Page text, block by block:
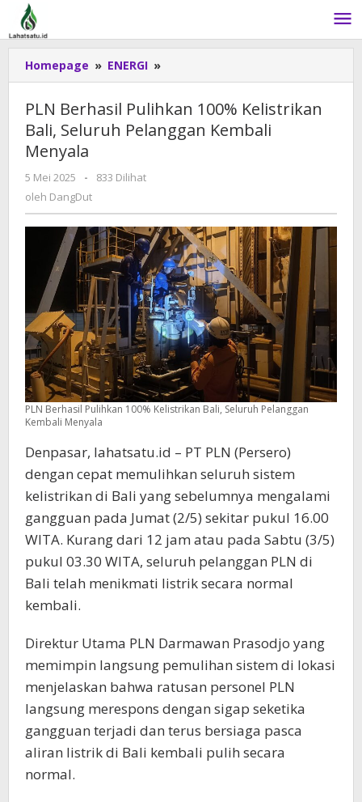
Lewati
konten
Homepage » ENERGI »
Berhasil
Pulihkan
100%
Kelistrikan
Menyala
PLN Berhasil Pulihkan 100% Kelistrikan
Bali, Seluruh Pelanggan Kembali
Menyala
5 Mei 2025
oleh
DangDut
-
833 Dilihat
oleh DangDut
PLN Berhasil Pulihkan 100% Kelistrikan Bali, Seluruh Pelanggan
Kembali Menyala
Denpasar, lahatsatu.id – PT PLN (Persero)
dengan cepat memulihkan seluruh sistem
kelistrikan di Bali yang sebelumnya mengalami
gangguan pada Jumat (2/5) sekitar pukul 16.00
WITA. Kurang dari 12 jam atau pada Sabtu (3/5)
pukul 03.30 WITA, seluruh pelanggan PLN di
Bali telah menikmati listrik secara normal
kembali.
Direktur Utama PLN Darmawan Prasodjo yang
memimpin langsung pemulihan sistem di lokasi
menjelaskan bahwa ratusan personel PLN
langsung merespons dengan sigap seketika
gangguan terjadi dan terus bersiaga pasca
aliran listrik di Bali kembali pulih secara
normal.